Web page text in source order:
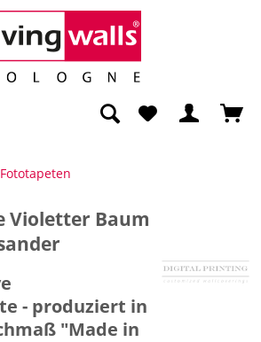
Violetter Baum
- produziert in
"Made in